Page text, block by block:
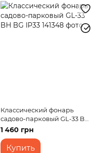
Классический фонарь
садово-парковый GL-33 BH
BG IP33
1 460 грн
Купить